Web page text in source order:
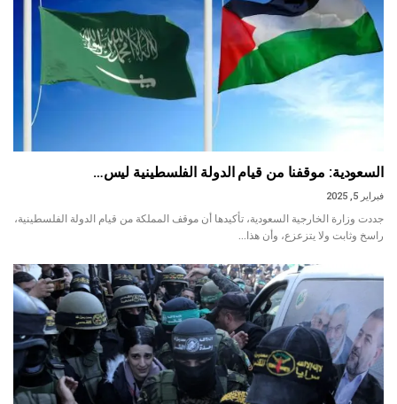
السعودية: موقفنا من قيام الدولة الفلسطينية ليس…
فبراير 5, 2025
جددت وزارة الخارجية السعودية، تأكيدها أن موقف المملكة من قيام الدولة الفلسطينية،
راسخ وثابت ولا يتزعزع، وأن هذا…